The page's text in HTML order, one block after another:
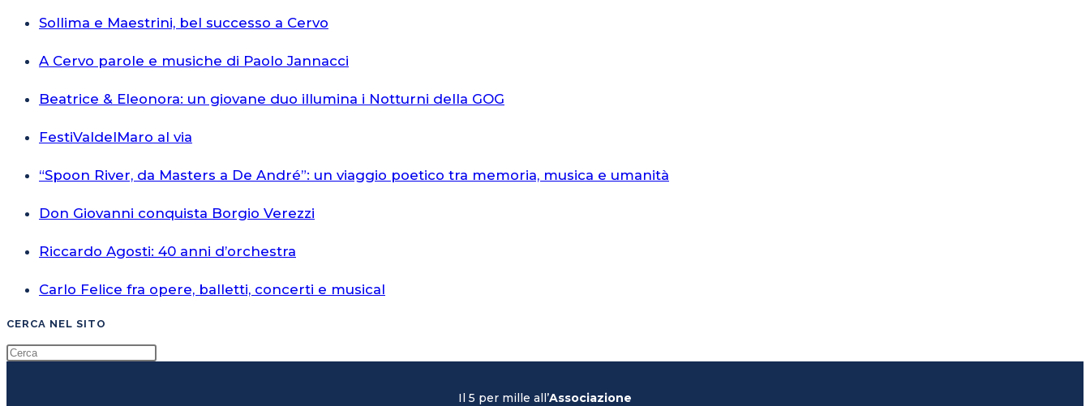
Sollima e Maestrini, bel successo a Cervo
A Cervo parole e musiche di Paolo Jannacci
Beatrice & Eleonora: un giovane duo illumina i Notturni della GOG
FestiValdelMaro al via
“Spoon River, da Masters a De André”: un viaggio poetico tra memoria, musica e umanità
Don Giovanni conquista Borgio Verezzi
Riccardo Agosti: 40 anni d’orchestra
Carlo Felice fra opere, balletti, concerti e musical
CERCA NEL SITO
Il 5 per mille all’Associazione